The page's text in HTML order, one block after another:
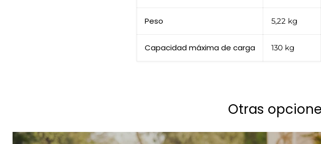
Peso 5,22 kg
Capacidad máxima de carga 130 kg
Otras